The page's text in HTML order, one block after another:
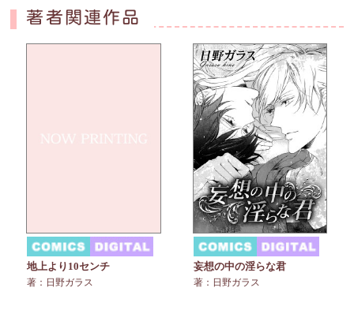
著者関連作品
地上より10センチ
著：日野ガラス
妄想の中の淫らな君
著：日野ガラス